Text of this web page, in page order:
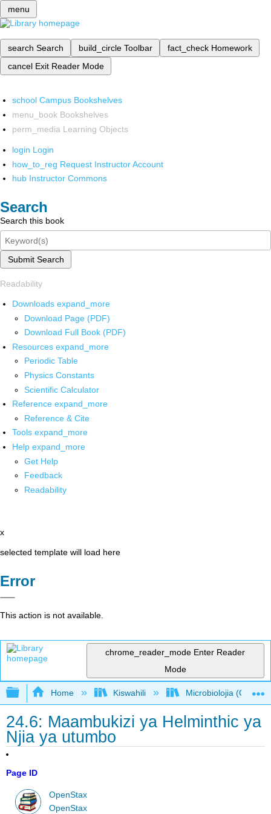
menu
search Search build_circle Toolbar fact_check Homework
cancel Exit Reader Mode
school Campus Bookshelves
menu_book Bookshelves
perm_media Learning Objects
login Login
how_to_reg Request Instructor Account
hub Instructor Commons
Search
Search this book
Submit Search
Readability
Downloads expand_more
Download Page (PDF)
Download Full Book (PDF)
Resources expand_more
Periodic Table
Physics Constants
Scientific Calculator
Reference expand_more
Reference & Cite
Tools expand_more
Help expand_more
Get Help
Feedback
Readability
x
selected template will load here
Error
This action is not available.
chrome_reader_mode Enter Reader
Mode
Expand/collapse global hierarchy
Home Kiswahili Microbiolojia
24.6: Maambukizi ya Helminthic ya
Njia ya utumbo
Page ID
OpenStax
OpenStax